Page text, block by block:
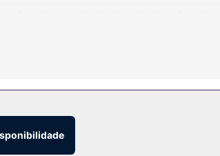
berços/camas para crianças grátis e camas
e as 10:00.